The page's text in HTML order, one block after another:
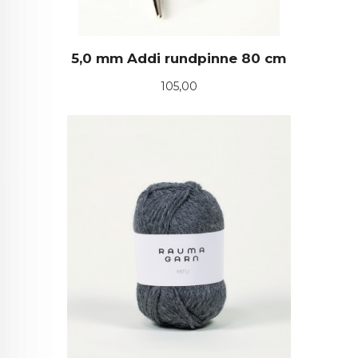
5,0 mm Addi rundpinne 80 cm
Pris
105,00